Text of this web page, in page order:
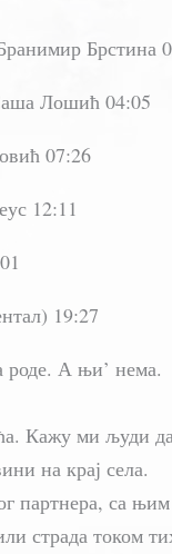
Брстина
Лошић 04:05
07:26
12:11
19:27
роде. А њи’ нема.
Кажу ми људи
на крај села.
партнера, са
страда током